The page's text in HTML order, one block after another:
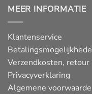
MEER INFORMATIE
Klantenservice
Verzendkosten, retour
Privacyverklaring
Algemene